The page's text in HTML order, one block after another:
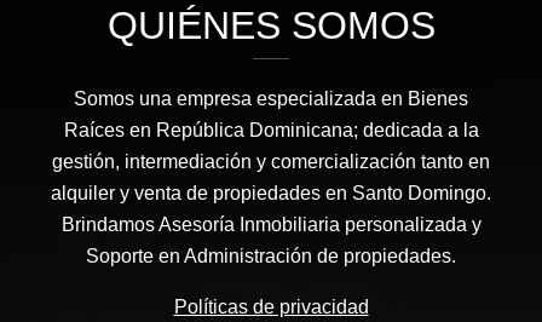
QUIÉNES SOMOS
Somos una empresa especializada en Bienes
Raíces en República Dominicana; dedicada a la
gestión, intermediación y comercialización tanto en
alquiler y venta de propiedades en Santo Domingo.
Brindamos Asesoría Inmobiliaria personalizada y
Soporte en Administración de propiedades.
Políticas de privacidad